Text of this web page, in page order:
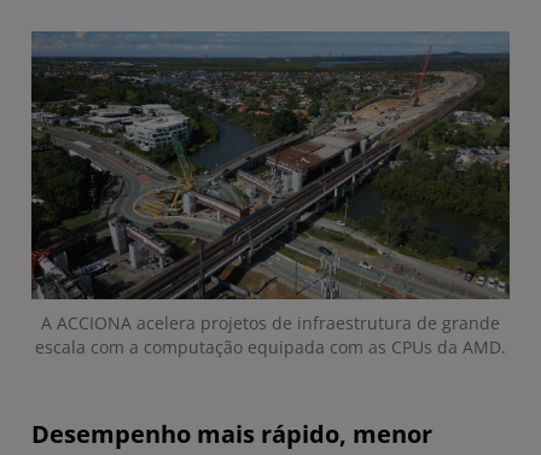
A ACCIONA acelera projetos de infraestrutura de grande
escala com a computação equipada com as CPUs da AMD.
Desempenho mais rápido, menor